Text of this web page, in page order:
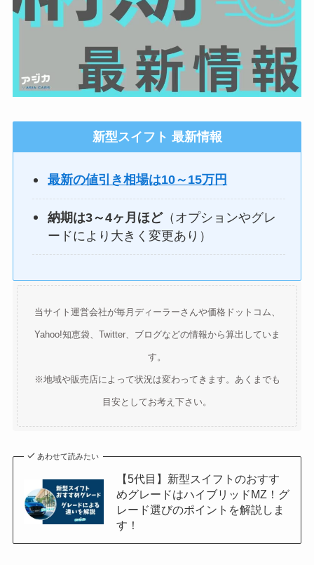
新型スイフト 最新情報
最新の値引き相場は10～15万円
納期は3～4ヶ月ほど（オプションやグレ
ードにより大きく変更あり）
当サイト運営会社が毎月ディーラーさんや価格ドットコム、
Yahoo!知恵袋、Twitter、ブログなどの情報から算出していま
す。
※地域や販売店によって状況は変わってきます。あくまでも
目安としてお考え下さい。
あわせて読みたい
【5代目】新型スイフトのおすす
めグレードはハイブリッドMZ！グ
レード選びのポイントを解説しま
す！